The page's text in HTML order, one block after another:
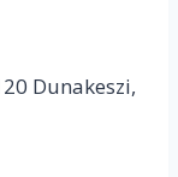
Dunakeszi,